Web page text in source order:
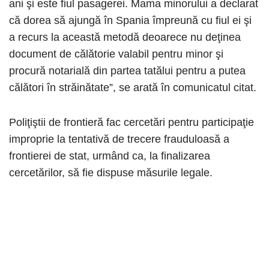
ani şi este fiul pasagerei. Mama minorului a declarat
că dorea să ajungă în Spania împreună cu fiul ei şi
a recurs la această metodă deoarece nu deţinea
document de călătorie valabil pentru minor şi
procură notarială din partea tatălui pentru a putea
călători în străinătate”, se arată în comunicatul citat.
Poliţiştii de frontieră fac cercetări pentru participaţie
improprie la tentativă de trecere frauduloasă a
frontierei de stat, urmând ca, la finalizarea
cercetărilor, să fie dispuse măsurile legale.